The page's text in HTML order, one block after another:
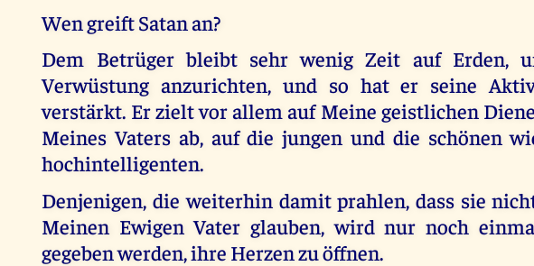
Wen greift Satan an?
Dem Betrüger bleibt sehr wenig Zeit auf Erden,
Verwüstung anzurichten, und so hat er seine
verstärkt. Er zielt vor allem auf Meine geistlichen
Meines Vaters ab, auf die jungen und die schönen
hochintelligenten.
Denjenigen, die weiterhin damit prahlen, dass sie
Meinen Ewigen Vater glauben, wird nur noch
gegeben werden, ihre Herzen zu öffnen.